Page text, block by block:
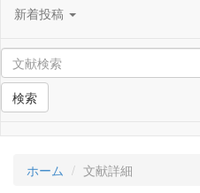
新着投稿
検索
ホーム 文献詳細